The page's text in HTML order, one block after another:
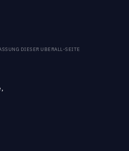
DIESER UBERALL-SEITE